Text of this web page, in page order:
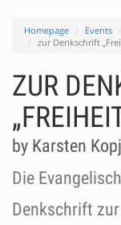
Homepage Events
zur Denkschrift
ZUR
by Karsten
Die
Denkschrift